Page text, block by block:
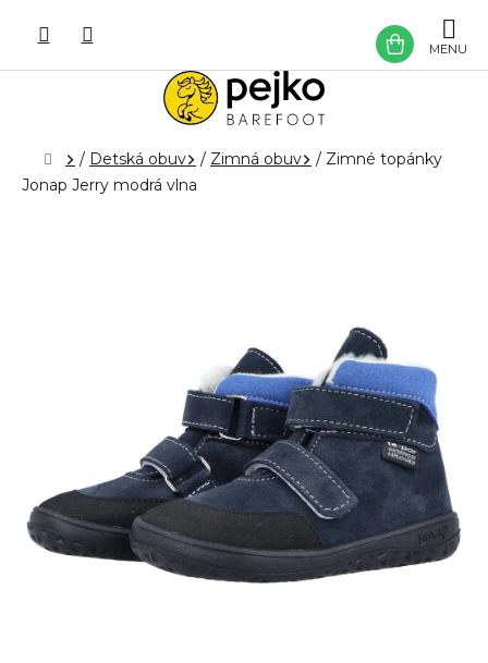
obsah
Domov
/ Detská obuv / Zimná obuv / Zimné topánky
Jonap Jerry modrá vlna